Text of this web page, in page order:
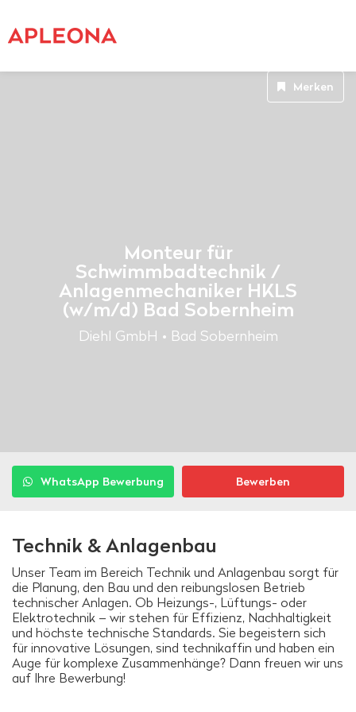
Monteur für
Schwimmbadtechnik /
Anlagenmechaniker HKLS
(w/m/d) Bad Sobernheim
Diehl GmbH • Bad Sobernheim
Merken
WhatsApp Bewerbung Bewerben
Technik & Anlagenbau
Unser Team im Bereich Technik und Anlagenbau sorgt für
die Planung, den Bau und den reibungslosen Betrieb
technischer Anlagen. Ob Heizungs-, Lüftungs- oder
Elektrotechnik – wir stehen für Effizienz, Nachhaltigkeit
und höchste technische Standards. Sie begeistern sich
für innovative Lösungen, sind technikaffin und haben ein
Auge für komplexe Zusammenhänge? Dann freuen wir uns
auf Ihre Bewerbung!